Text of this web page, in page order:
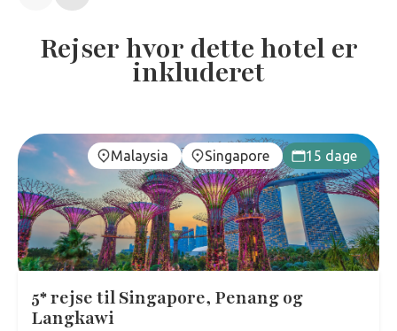
Rejser hvor dette hotel er
inkluderet
Malaysia Singapore 15 dage
5* rejse til Singapore, Penang og
Langkawi